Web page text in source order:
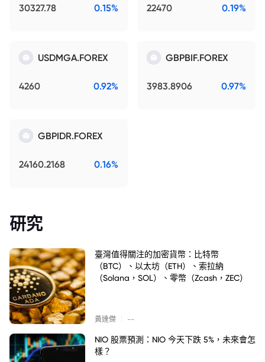
30327.78 0.15% 22470 0.19%
USDMGA.FOREX
4260 0.92%
GBPBIF.FOREX
3983.8906 0.97%
GBPIDR.FOREX
24160.2168 0.16%
研究
臺灣值得關注的加密貨幣：比特幣
（BTC）、以太坊（ETH）、索拉納
（Solana，SOL）、零幣（Zcash，ZEC）
黃達傑 --
NIO 股票預測：NIO 今天下跌 5%，未來會怎
樣？